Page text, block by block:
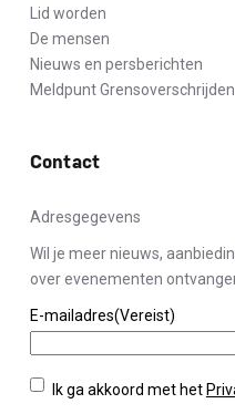
Lid worden
De mensen
Nieuws en persberichten
Meldpunt
Contact
Adresgegevens
Wil je meer nieuws,
over evenementen
E-mailadres(Vereist)
Privacybeleid(Vereist)
Ik ga akkoord met het